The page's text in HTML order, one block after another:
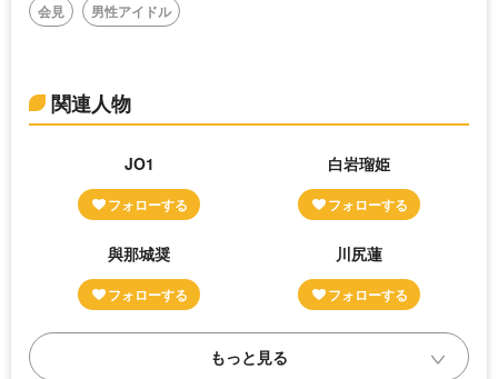
会見
男性アイドル
関連人物
JO1 白岩瑠姫
與那城奨 川尻蓮